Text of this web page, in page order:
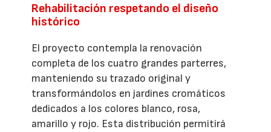
Rehabilitación respetando el diseño
histórico
El proyecto contempla la renovación
completa de los cuatro grandes parterres,
manteniendo su trazado original y
transformándolos en jardines cromáticos
dedicados a los colores blanco, rosa,
amarillo y rojo. Esta distribución permitirá